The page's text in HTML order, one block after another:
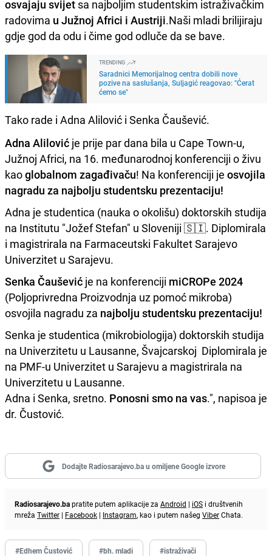
osvajaju svijet sa najboljim studentskim istraživačkim
radovima u Južnoj Africi i Austriji.Naši mladi brilijiraju
gdje god da odu i čime god odluče da se bave.
TRENDING
Saradnici Memorijalnog centra dobili nove
pozive na saslušanja, Suljagić reagovao: "Ćerat
ćemo se"
Tako rade i Adna Alilović i Senka Čaušević.
Adna Alilović je prije par dana bila u Cape Town-u,
Južnoj Africi, na 16. međunarodnoj konferenciji o živu
kaoglobalnom zagađivaču! Na konferenciji je osvojila
nagradu za najbolju studentsku prezentaciju!
Adna je studentica (nauka o okolišu) doktorskih studija
na Institutu "Jožef Stefan" u Sloveniji 🇸🇮. Diplomirala
i magistrirala na Farmaceutski Fakultet Sarajevo
Univerzitet u Sarajevu.
Senka Čaušević je na konferenciji miCROPe 2024
(Poljoprivredna Proizvodnja uz pomoć mikroba)
osvojila nagradu za najbolju studentsku prezentaciju!
Senka je studentica (mikrobiologija) doktorskih studija
na Univerzitetu u Lausanne, Švajcarskoj Diplomirala je
na PMF-u Univerzitet u Sarajevu a magistrirala na
Univerzitetu u Lausanne.
Adna i Senka, sretno. Ponosni smo na vas.", napisoa je
dr. Čustović.
Dodajte Radiosarajevo.ba u omiljene Google izvore
Radiosarajevo.bapratite putem aplikacije za Android | iOS i društvenih
mreža Twitter | Facebook | Instagram, kao i putem našeg ViberChata.
#Edhem Čustović #bh. mladi #istraživači